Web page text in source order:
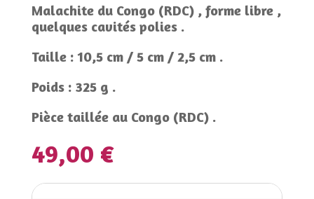
Malachite du Congo (RDC) , forme libre ,
quelques cavités polies .
Taille : 10,5 cm / 5 cm / 2,5 cm .
Poids : 325 g .
Pièce taillée au Congo (RDC) .
49,00 €